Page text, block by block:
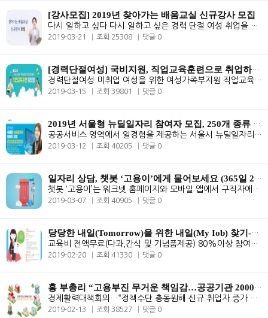
[강사모집] 2019년 찾아가는 배움교실 신규강사 모집
다시 일하고 싶다 다시 일하고 싶은 경력 단절 여성 취업을 해야 하는 구..
2019-03-21 조회 25308 댓글 0
[경력단절여성] 국비지원, 직업교육훈련으로 취업하자!
경력단절여성 미취업 여성을 위한 여성가족부지원 직업교육훈련 프로그램을..
2019-03-15 조회 39801 댓글 0
2019년 서울형 뉴딜일자리 참여자 모집, 250개 종류 일자리
공공서비스 영역에서 일경험을 제공하는 서울시 뉴딜일자리 사업이 시작되..
2019-03-12 조회 40205 댓글 0
일자리 상담, 챗봇 ‘고용이’에게 물어보세요 (365일 24시간 자동 안
챗봇 ‘고용이’는 워크넷 홈페이지와 모바일 앱에서 구직자에게 365일 24..
2019-03-07 조회 40905 댓글 0
당당한 내일(Tomorrow)을 위한 내일(My Iob) 찾기-집단상담프로그램
교육비 전액무료(다과,간식 및 기념품제공) 80%이상 참여시 수료증 및 수..
2019-02-20 조회 41330 댓글 0
홍 부총리 “고용부진 무거운 책임감…공공기관 2000명 추가채용”
경제활력대책회의…“정책수단 총동원해 신규 취업자 증가 15만개 달성 최..
2019-02-13 조회 38527 댓글 0